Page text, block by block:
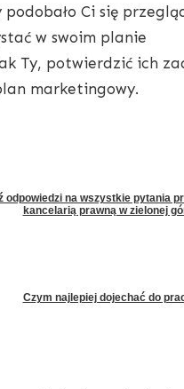
Ci się
w swoim planie
Ty, potwierdzić ich
marketingowy.
odpowiedzi na wszystkie pytania
kancelarią prawną w zielonej
Czym najlepiej dojechać do